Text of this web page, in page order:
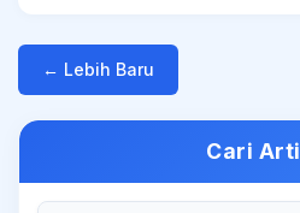
← Lebih Baru
Cari